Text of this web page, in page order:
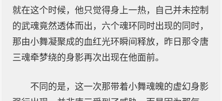
就在这个时候，他只觉得身上一热，自己并未控制
的武魂竟然透体而出，六个魂环同时出现的同时，
那由小舞凝聚成的血红光环瞬间释放，昨日那令唐
三魂牵梦绕的身影再次出现在他面前。
不同的是，这一次那带着小舞魂魄的虚幻身影